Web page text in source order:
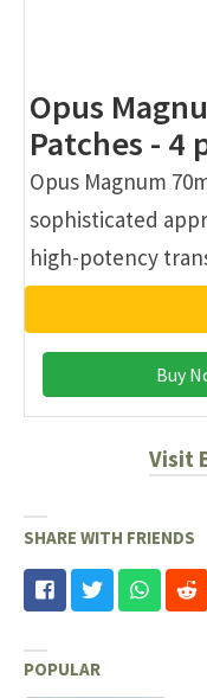
Opus
Patches - 4
Opus Magnum
sophisticated
high-potency
Buy
Visit
SHARE WITH FRIENDS
POPULAR